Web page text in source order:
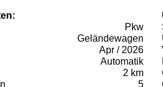
Pkw
Geländewagen
Apr / 2026
Automatik
2 km
5